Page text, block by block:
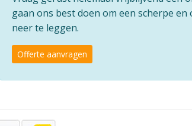
gaan ons best doen om een scherpe
neer te leggen.
Offerte aanvragen